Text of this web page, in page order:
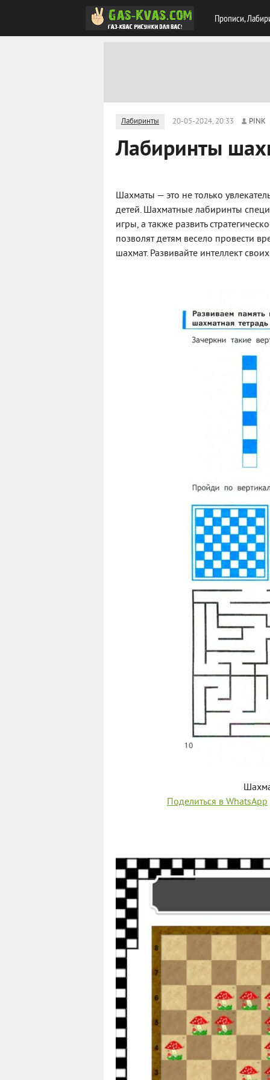
Прописи,
Лабиринты 20-05-2024, 20:33 PINK
Лабиринты
Шахматы — это не только
детей. Шахматные лабиринты
игры, а также развить
позволят детям весело провести
шахмат. Развивайте интеллект
Поделиться в WhatsApp